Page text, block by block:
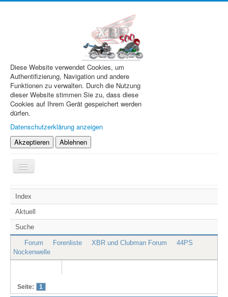
Diese Website verwendet Cookies, um
Authentifizierung, Navigation und andere
Funktionen zu verwalten. Durch die Nutzung
dieser Website stimmen Sie zu, dass diese
Cookies auf Ihrem Gerät gespeichert werden
dürfen.
Datenschutzerklärung anzeigen
Akzeptieren
Ablehnen
Navigation
an/aus
XBR.de
Technik
Forum
Treffen & Touren
Cafe-Ecke
Index
Aktuell
Suche
Forum Forenliste XBR und Clubman Forum
44PS
Nockenwelle
Seite: 1